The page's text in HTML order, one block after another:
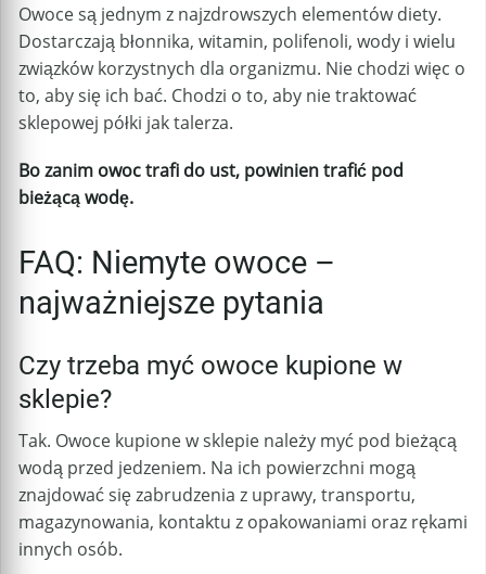
Owoce są jednym z najzdrowszych elementów diety.
Dostarczają błonnika, witamin, polifenoli, wody i wielu
związków korzystnych dla organizmu. Nie chodzi więc o
to, aby się ich bać. Chodzi o to, aby nie traktować
sklepowej półki jak talerza.
Bo zanim owoc trafi do ust, powinien trafić pod
bieżącą wodę.
FAQ: Niemyte owoce –
najważniejsze pytania
Czy trzeba myć owoce kupione w
sklepie?
Tak. Owoce kupione w sklepie należy myć pod bieżącą
wodą przed jedzeniem. Na ich powierzchni mogą
znajdować się zabrudzenia z uprawy, transportu,
magazynowania, kontaktu z opakowaniami oraz rękami
innych osób.